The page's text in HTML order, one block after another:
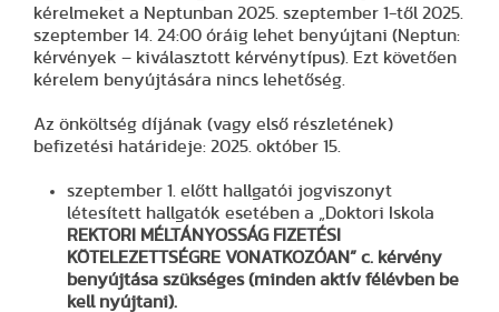
kérelmeket a Neptunban 2025. szeptember 1-től 2025.
szeptember 14. 24:00 óráig lehet benyújtani (Neptun:
kérvények – kiválasztott kérvénytípus). Ezt követően
kérelem benyújtására nincs lehetőség.
Az önköltség díjának (vagy első részletének)
befizetési határideje: 2025. október 15.
szeptember 1. előtt hallgatói jogviszonyt
létesített hallgatók esetében a „Doktori Iskola
REKTORI MÉLTÁNYOSSÁG FIZETÉSI
KÖTELEZETTSÉGRE VONATKOZÓAN” c. kérvény
benyújtása szükséges (minden aktív félévben be
kell nyújtani).